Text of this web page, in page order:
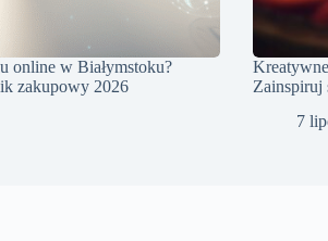
online w Białymstoku?
zakupowy 2026
Zainspiruj
7